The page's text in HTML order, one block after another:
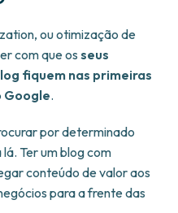
ou otimização de
com que os seus
fiquem nas primeiras
Google.
por determinado
Ter um blog com
conteúdo de valor aos
para a frente das